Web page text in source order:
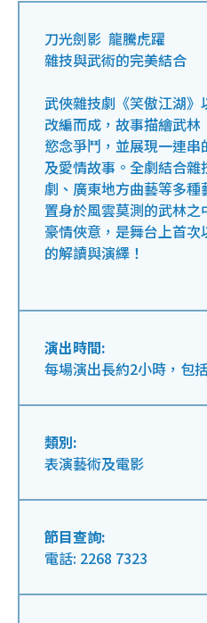
刀光劍影 龍騰虎躍
雜技與武術的完美結合
武俠雜技劇《笑傲江湖
改編而成，故事描繪武
慾念爭鬥，並展現一連
及愛情故事。全劇結合
劇、廣東地方曲藝等多
置身於風雲莫測的武林
豪情俠意，是舞台上首
的解讀與演繹！
演出時間:
每場演出長約2小時，包
類別:
表演藝術及電影
節目查詢:
電話: 2268 7323